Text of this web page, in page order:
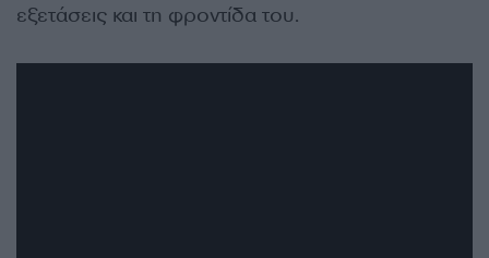
εξετάσεις και τη φροντίδα του.